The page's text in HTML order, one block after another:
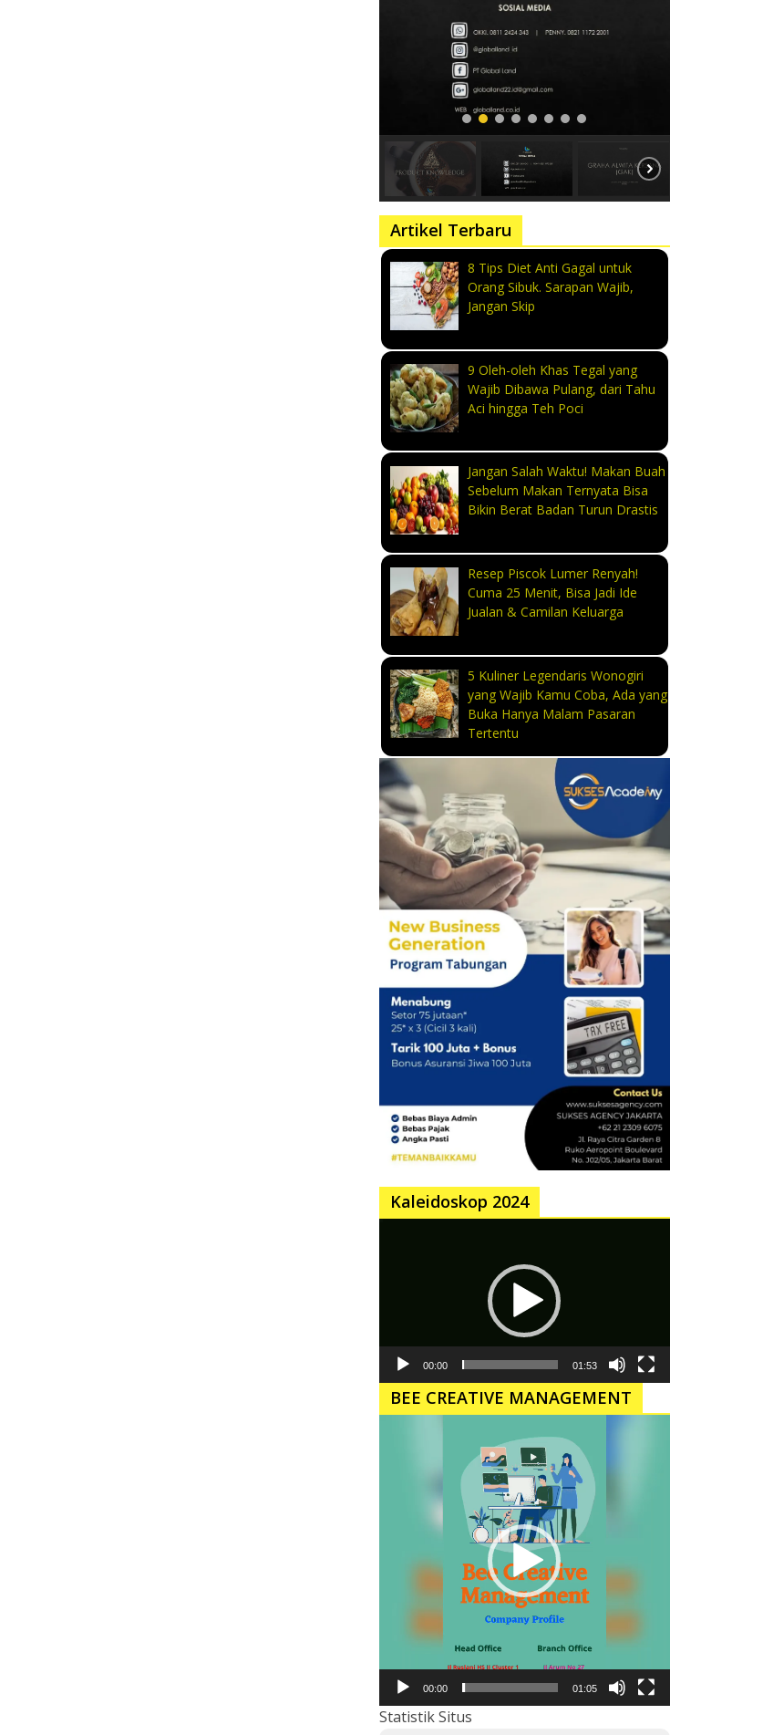
Artikel Terbaru
8 Tips Diet Anti Gagal untuk
Orang Sibuk. Sarapan Wajib,
Jangan Skip
9 Oleh-oleh Khas Tegal yang
Wajib Dibawa Pulang, dari Tahu
Aci hingga Teh Poci
Jangan Salah Waktu! Makan Buah
Sebelum Makan Ternyata Bisa
Bikin Berat Badan Turun Drastis
Resep Piscok Lumer Renyah!
Cuma 25 Menit, Bisa Jadi Ide
Jualan & Camilan Keluarga
5 Kuliner Legendaris Wonogiri
yang Wajib Kamu Coba, Ada yang
Buka Hanya Malam Pasaran
Tertentu
Kaleidoskop 2024
00:00 01:53
BEE CREATIVE MANAGEMENT
00:00 01:05
Statistik Situs